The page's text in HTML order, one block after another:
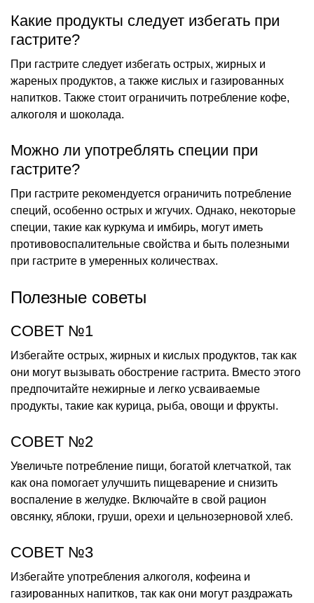
Какие продукты следует избегать при
гастрите?
При гастрите следует избегать острых, жирных и
жареных продуктов, а также кислых и газированных
напитков. Также стоит ограничить потребление кофе,
алкоголя и шоколада.
Можно ли употреблять специи при
гастрите?
При гастрите рекомендуется ограничить потребление
специй, особенно острых и жгучих. Однако, некоторые
специи, такие как куркума и имбирь, могут иметь
противовоспалительные свойства и быть полезными
при гастрите в умеренных количествах.
Полезные советы
СОВЕТ №1
Избегайте острых, жирных и кислых продуктов, так как
они могут вызывать обострение гастрита. Вместо этого
предпочитайте нежирные и легко усваиваемые
продукты, такие как курица, рыба, овощи и фрукты.
СОВЕТ №2
Увеличьте потребление пищи, богатой клетчаткой, так
как она помогает улучшить пищеварение и снизить
воспаление в желудке. Включайте в свой рацион
овсянку, яблоки, груши, орехи и цельнозерновой хлеб.
СОВЕТ №3
Избегайте употребления алкоголя, кофеина и
газированных напитков, так как они могут раздражать